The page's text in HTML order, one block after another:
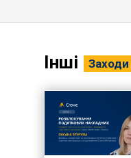
Інші Заходи